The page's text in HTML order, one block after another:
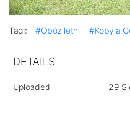
Tagi: #Obóz letni #Kobyla
DETAILS
Uploaded 29